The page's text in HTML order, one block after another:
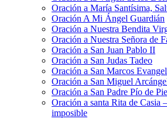
Oración a María Santísima,
Oración A Mi Ángel Guardián
Oración a Nuestra Bendita
Oración a Nuestra Señora de
Oración a San Juan Pablo II
Oración a San Judas Tadeo
Oración a San Marcos
Oración a San Miguel
Oración a San Padre Pío de
Oración a santa Rita de Casia
imposible